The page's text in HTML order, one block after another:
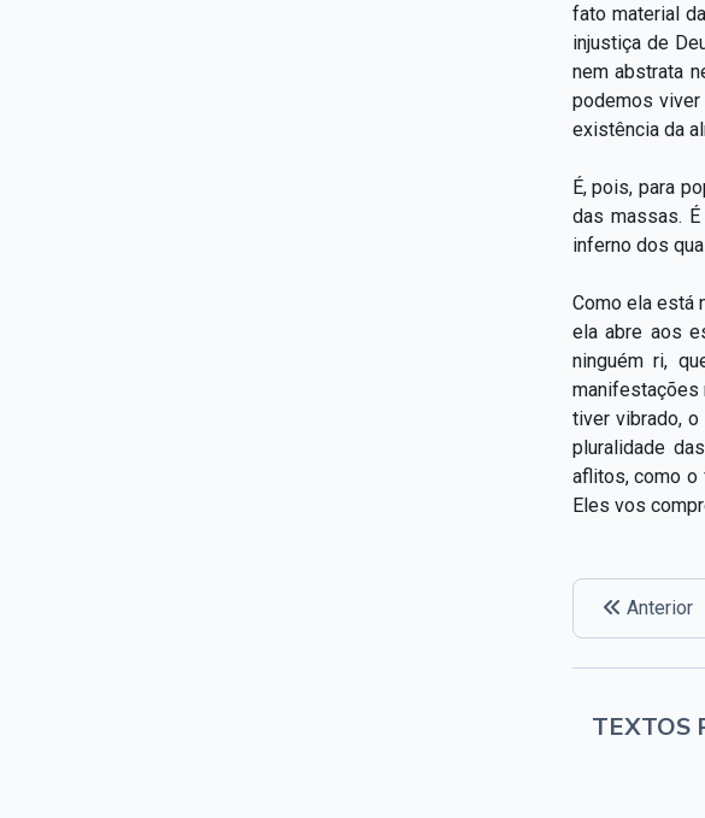
fato material
injustiça de
nem abstrata
podemos viver
existência da
É, pois, para
das massas.
inferno dos
Como ela está
ela abre aos
ninguém ri,
manifestações
tiver vibrado,
pluralidade
aflitos, como o
Eles vos
Anterior
TEXTOS